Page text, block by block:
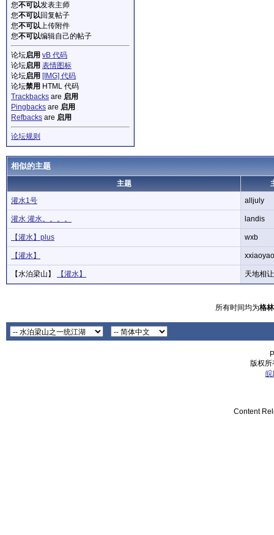
您不可以发表主师
您不可以回复帖子
您不可以上传附件
您不可以编辑自己的帖子
论坛启用 vB 代码
论坛启用 表情图标
论坛启用 [IMG] 代码
论坛禁用 HTML 代码
Trackbacks are 启用
Pingbacks are 启用
Refbacks are 启用
论坛规则
相似的主题
主题
灌水1号
alljuly
灌水 灌水。。。。 landis
【灌水】plus wxb
【灌水】 xxiaoyao
【水泊梁山】 【灌水】 天地相让
所有时间均为格
版权
Content